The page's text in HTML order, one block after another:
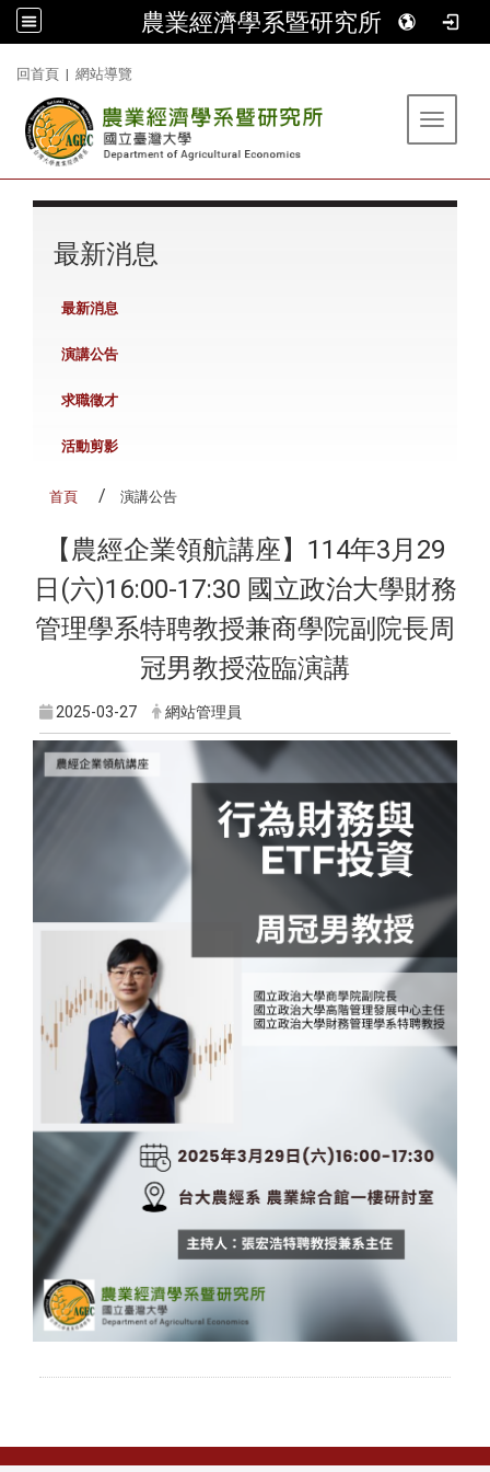
農業經濟學系暨研究所
回首頁 | 網站導覽
Toggle
最新消息
最新消息
演講公告
求職徵才
活動剪影
首頁 演講公告
【農經企業領航講座】114年3月29
日(六)16:00-17:30 國立政治大學財務
管理學系特聘教授兼商學院副院長周
冠男教授蒞臨演講
2025-03-27 網站管理員